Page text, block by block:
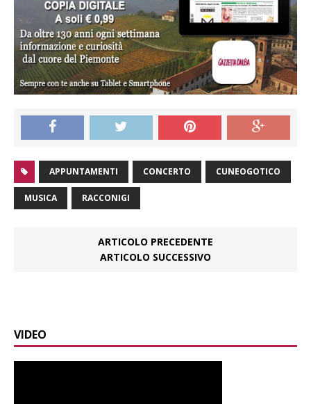
APPUNTAMENTI CONCERTO CUNEOGOTICO
MUSICA RACCONIGI
ARTICOLO PRECEDENTE
ARTICOLO SUCCESSIVO
VIDEO